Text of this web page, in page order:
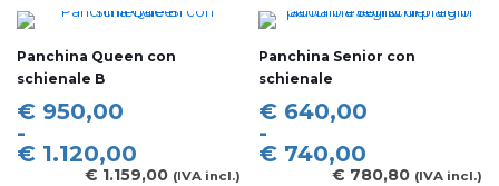
varianti.
opzioni
possono
essere
scelte
nella
pagina
varianti.
opzioni
possono
essere
scelte
nella
pagina
Panchina Queen con
schienale B
€ 950,00
-
€ 1.120,00
Fascia
di
prezzo:
€ 1.159,00 (IVA incl.)
Panchina Senior con
schienale
€ 640,00
-
€ 740,00
Fascia
di
prezzo:
€ 780,80 (IVA incl.)